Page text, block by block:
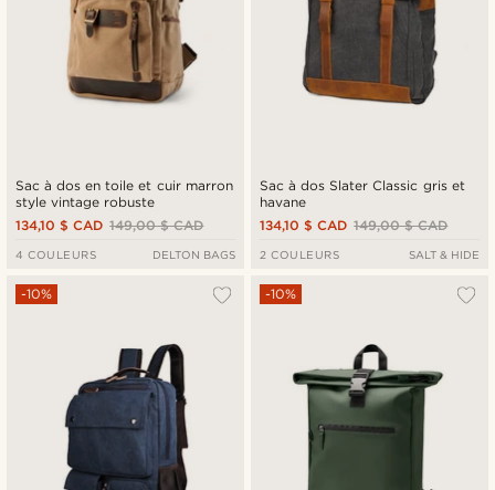
Sac à dos en toile et cuir marron
style vintage robuste
149,00 $ CAD
134,10 $ CAD
4 COULEURS DELTON BAGS
Sac à dos Slater Classic gris et
havane
149,00 $ CAD
134,10 $ CAD
2 COULEURS SALT & HIDE
-10% -10%